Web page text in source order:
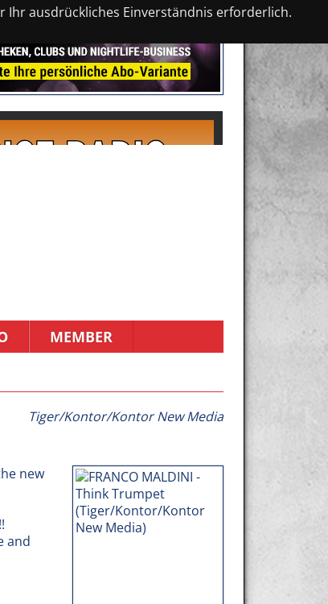
Ihr ausdrückliches Einverständnis erforderlich.
MEMBER
Tiger/Kontor/Kontor New Media
new
and